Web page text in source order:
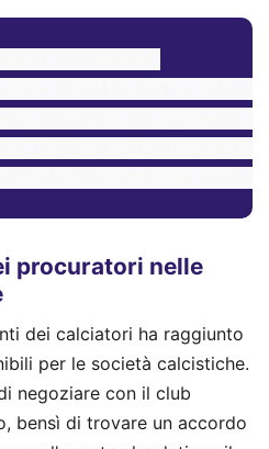
procuratori nelle
dei calciatori ha raggiunto
per le società calcistiche.
negoziare con il club
bensì di trovare un accordo